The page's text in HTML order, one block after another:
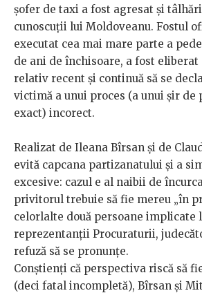
șofer de taxi a fost agresat și
cunoscuții lui Moldoveanu. Fostul
executat cea mai mare parte a
de ani de închisoare, a fost
relativ recent și continuă să se
victimă a unui proces (a unui șir de
exact) incorect.
Realizat de Ileana Bîrsan și de
evită capcana partizanatului și a
excesive: cazul e al naibii de
privitorul trebuie să fie mereu „în
celorlalte două persoane implicate
reprezentanții Procuraturii,
refuză să se pronunțe.
Conștienți că perspectiva riscă să
(deci fatal incompletă), Bîrsan și